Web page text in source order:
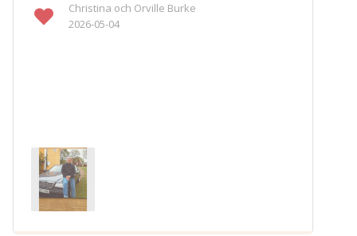
Christina och Orville Burke
2026-05-04